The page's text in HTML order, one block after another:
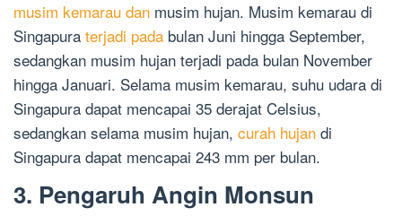
musim kemarau dan musim hujan. Musim kemarau di
Singapura terjadi pada bulan Juni hingga September,
sedangkan musim hujan terjadi pada bulan November
hingga Januari. Selama musim kemarau, suhu udara di
Singapura dapat mencapai 35 derajat Celsius,
sedangkan selama musim hujan, curah hujan di
Singapura dapat mencapai 243 mm per bulan.
3. Pengaruh Angin Monsun